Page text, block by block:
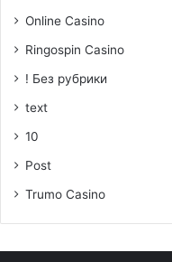
Online Casino
Ringospin Casino
! Без рубрики
text
10
Post
Trumo Casino